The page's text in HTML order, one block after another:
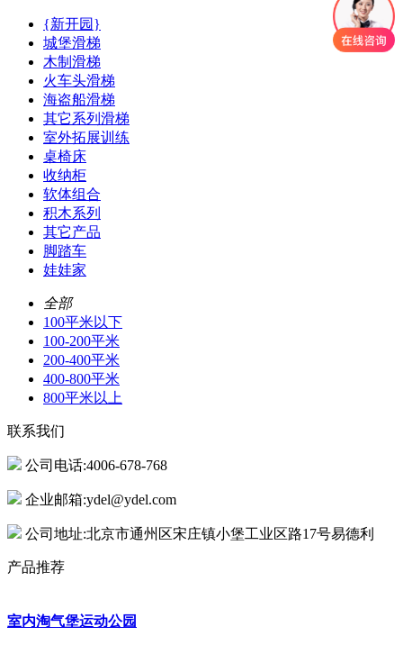
{新开园}
城堡滑梯
木制滑梯
火车头滑梯
海盗船滑梯
其它系列滑梯
室外拓展训练
桌椅床
收纳柜
软体组合
积木系列
其它产品
脚踏车
娃娃家
全部
100平米以下
100-200平米
200-400平米
400-800平米
800平米以上
联系我们
公司电话:4006-678-768
企业邮箱:ydel@ydel.com
公司地址:北京市通州区宋庄镇小堡工业区路17号易德利
产品推荐
室内淘气堡运动公园